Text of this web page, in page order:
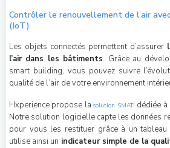
Contrôler le renouvellement de l’air
(IoT)
Les objets connectés permettent d’assurer
l’air dans les bâtiments. Grâce au
smart building, vous pouvez suivre
qualité de l’air de votre environnement
Hxperience propose lasolution SMATI dédiée à
Notre solution logicielle capte les données
pour vous les restituer grâce à un
utilise ainsi un indicateur simple de la